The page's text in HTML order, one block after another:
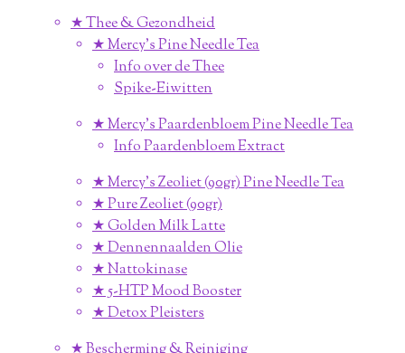
★ Thee & Gezondheid
★ Mercy's Pine Needle Tea
Info over de Thee
Spike-Eiwitten
★ Mercy's Paardenbloem Pine Needle Tea
Info Paardenbloem Extract
★ Mercy's Zeoliet (90gr) Pine Needle Tea
★ Pure Zeoliet (90gr)
★ Golden Milk Latte
★ Dennennaalden Olie
★ Nattokinase
★ 5-HTP Mood Booster
★ Detox Pleisters